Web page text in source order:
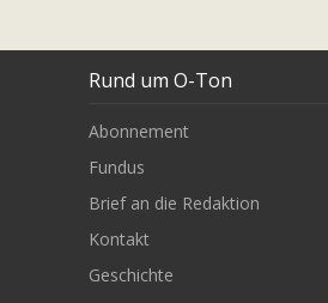
Rund um O-Ton
Abonnement
Fundus
Brief an die Redaktion
Kontakt
Geschichte